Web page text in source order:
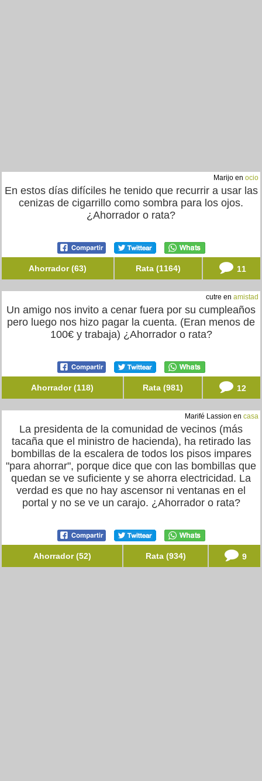
Marijo en ocio
En estos días difíciles he tenido que recurrir a usar las
cenizas de cigarrillo como sombra para los ojos.
¿Ahorrador o rata?
Ahorrador (63) Rata (1164) 11
cutre en amistad
Un amigo nos invito a cenar fuera por su cumpleaños
pero luego nos hizo pagar la cuenta. (Eran menos de
100€ y trabaja) ¿Ahorrador o rata?
Ahorrador (118) Rata (981) 12
Marifé Lassion en casa
La presidenta de la comunidad de vecinos (más
tacaña que el ministro de hacienda), ha retirado las
bombillas de la escalera de todos los pisos impares
"para ahorrar", porque dice que con las bombillas que
quedan se ve suficiente y se ahorra electricidad. La
verdad es que no hay ascensor ni ventanas en el
portal y no se ve un carajo. ¿Ahorrador o rata?
Ahorrador (52) Rata (934) 9